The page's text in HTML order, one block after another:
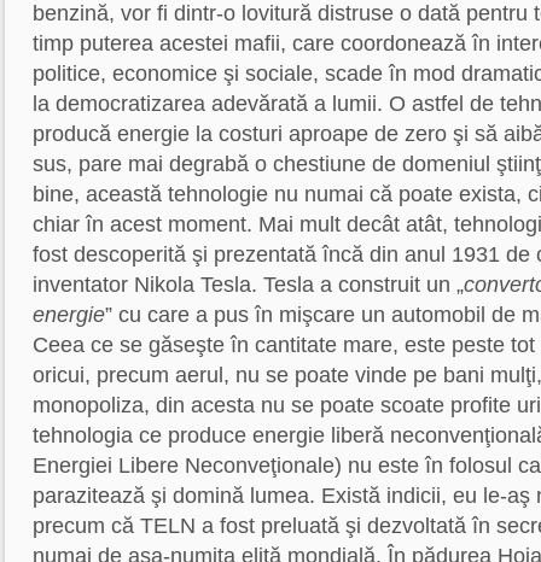
benzină, vor fi dintr-o lovitură distruse o dată pentru
timp puterea acestei mafii, care coordonează în
politice, economice şi sociale, scade în mod
la democratizarea adevărată a lumii. O astfel de
producă energie la costuri aproape de zero şi să
sus, pare mai degrabă o chestiune de domeniul
bine, această tehnologie nu numai că poate exista,
chiar în acest moment. Mai mult decât atât,
fost descoperită şi prezentată încă din anul 1931 de
inventator Nikola Tesla. Tesla a construit un „
energie” cu care a pus în mişcare un automobil de
Ceea ce se găseşte în cantitate mare, este peste
oricui, precum aerul, nu se poate vinde pe bani
monopoliza, din acesta nu se poate scoate profite
tehnologia ce produce energie liberă
Energiei Libere Neconveţionale) nu este în folosul
parazitează şi domină lumea. Există indicii, eu le-aş
precum că TELN a fost preluată şi dezvoltată în
numai de aşa-numita elită mondială. În pădurea